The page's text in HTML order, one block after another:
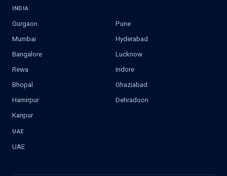
INDIA
Gurgaon
Pune
Mumbai
Hyderabad
Bangalore
Lucknow
Rewa
Indore
Bhopal
Ghaziabad
Hamirpur
Dehradoon
Kanpur
UAE
UAE